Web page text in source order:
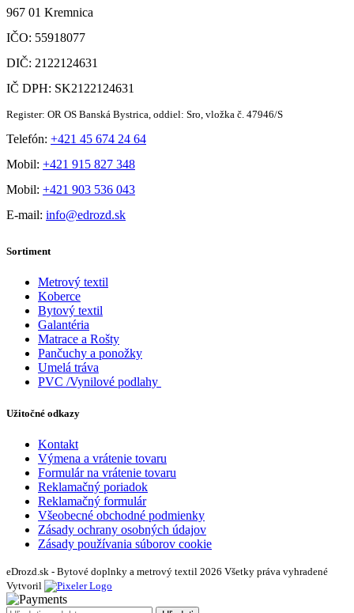
967 01 Kremnica
IČO: 55918077
DIČ: 2122124631
IČ DPH: SK2122124631
Register: OR OS Banská Bystrica, oddiel: Sro, vložka č. 47946/S
Telefón: +421 45 674 24 64
Mobil: +421 915 827 348
Mobil: +421 903 536 043
E-mail: info@edrozd.sk
Sortiment
Metrový textil
Koberce
Bytový textil
Galantéria
Matrace a Rošty
Pančuchy a ponožky
Umelá tráva
PVC /Vynilové podlahy
Užitočné odkazy
Kontakt
Výmena a vrátenie tovaru
Formulár na vrátenie tovaru
Reklamačný poriadok
Reklamačný formulár
Všeobecné obchodné podmienky
Zásady ochrany osobných údajov
Zásady používania súborov cookie
eDrozd.sk - Bytové doplnky a metrový textil 2026 Všetky práva vyhradené
Vytvoril